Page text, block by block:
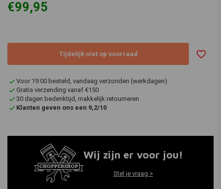
€99,95
Tijdelijk niet op voorraad
Voor 19:00 besteld, vandaag verzonden (werkdagen)
Gratis verzending vanaf €150
30 dagen bedenktijd, makkelijk retourneren
Klanten geven ons een 9,2/10
Wij zijn er voor jou!
Stel je vraag >